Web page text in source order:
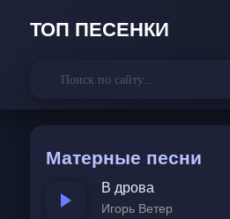
ТОП ПЕСЕНКИ
Матерные песни
В дрова
Игорь Ветер